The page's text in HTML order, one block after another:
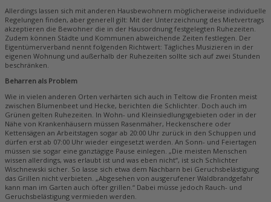
Allerdings lassen sich mit anderen Hausbewohnern möglicherweise individuelle
Regelungen finden, aber generell gilt: Mit der Unterzeichnung des Mietvertrags
akzeptieren die Bewohner die in der Hausordnung festgelegten Ruhezeiten.
Zudem können Städte und Kommunen abweichende Zeiten festlegen. Der
Eigentümerverband nennt folgenden Richtwert: Tägliches Musizieren in der
eigenen Wohnung und außerhalb der Ruhezeiten sollte sich auf zwei Stunden
beschränken.
Beharren als Problem
Wie in vielen anderen Orten verhärten sich auch in Teltow die Fronten meist
zwischen Blumenbeet und Hecke, berichten die Schlichter. Doch auch im
Grünen gelten Ruhezeiten. In Wohn- und Kleinsiedlungsgebieten oder in der
Nähe von Krankenhäusern müssen Rasenmäher, Heckenschere oder
Kettensägen an Arbeitstagen sogar ab 20:00 Uhr zurück in den Schuppen und
dürfen erst ab 07:00 Uhr wieder eingesetzt werden. An Sonn- und Feiertagen
müssen sie sogar eine ganztägige Pause einlegen. „Die meisten Menschen
wissen allerdings, was erlaubt ist und was eben nicht“, ist sich Schlichter
Wischnewski sicher. So lasse sich etwa dem Nachbarn bei Geruchsbelästigung
das Grillen nicht verbieten. „Abgesehen von ausgerufener Waldbrandgefahr
kann man im Garten auch öfter grillen.“ Dabei müsse jedoch Rauch- und
Geruchsbelästigung vermieden werden.